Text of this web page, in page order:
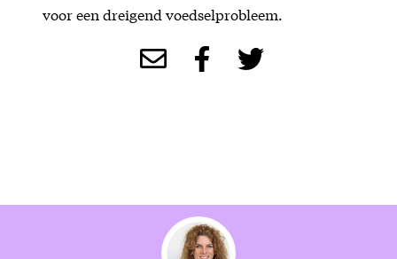
voor een dreigend voedselprobleem.